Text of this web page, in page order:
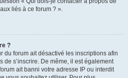
liés à ce forum ? ».
?
du forum ait désactivé les inscriptions afin
de s’inscrire. De même, il est également
ait banni votre adresse IP ou interdit